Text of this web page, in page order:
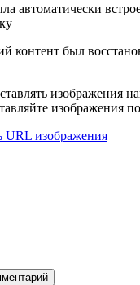
автоматически
контент был
изображения
изображения
URL изображения